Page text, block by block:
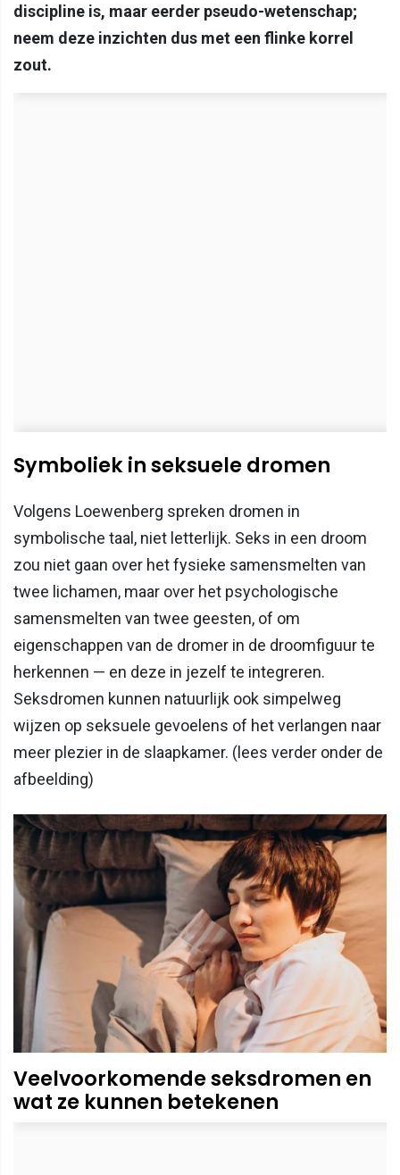
discipline is, maar eerder pseudo-wetenschap;
neem deze inzichten dus met een flinke korrel
zout.
Symboliek in seksuele dromen
Volgens Loewenberg spreken dromen in
symbolische taal, niet letterlijk. Seks in een droom
zou niet gaan over het fysieke samensmelten van
twee lichamen, maar over het psychologische
samensmelten van twee geesten, of om
eigenschappen van de dromer in de droomfiguur te
herkennen — en deze in jezelf te integreren.
Seksdromen kunnen natuurlijk ook simpelweg
wijzen op seksuele gevoelens of het verlangen naar
meer plezier in de slaapkamer. (lees verder onder de
afbeelding)
Veelvoorkomende seksdromen en
wat ze kunnen betekenen